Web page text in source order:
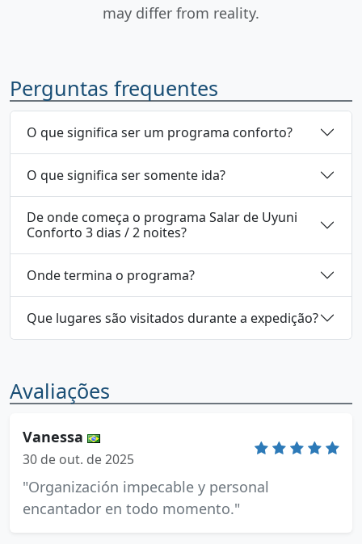
may differ from reality.
Perguntas frequentes
O que significa ser um programa conforto?
O que significa ser somente ida?
De onde começa o programa Salar de Uyuni
Conforto 3 dias / 2 noites?
Onde termina o programa?
Que lugares são visitados durante a expedição?
Avaliações
Vanessa
30 de out. de 2025
"Organización impecable y personal
encantador en todo momento."